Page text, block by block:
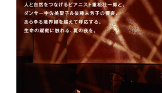
ニュース
テーマ
ライブ・スケジュール